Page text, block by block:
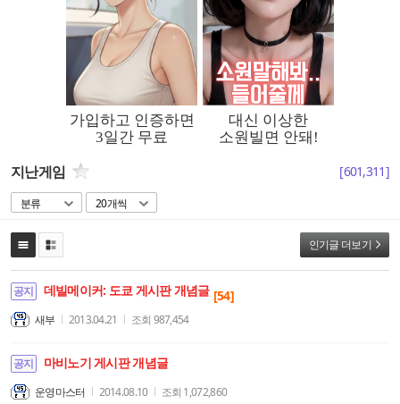
지난게임 [601,311]
분류 20개씩
인기글 더보기
공지 데빌메이커: 도쿄 게시판 개념글 [54]
새부 2013.04.21 조회 987,454
공지 마비노기 게시판 개념글
운영마스터 2014.08.10 조회 1,072,860